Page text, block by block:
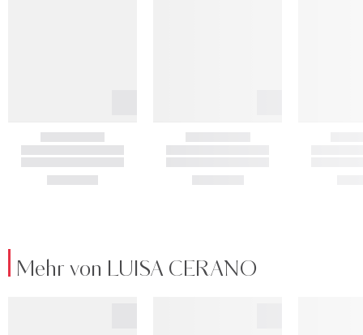
Mehr von LUISA CERANO